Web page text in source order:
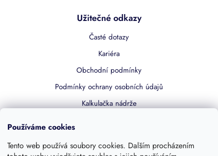
Používáme cookies
Tento web používá soubory cookies. Dalším procházením
Užitečné odkazy
Časté dotazy
Kariéra
Obchodní podmínky
Podmínky ochrany osobních údajů
Kalkulačka nádrže
Kontakty